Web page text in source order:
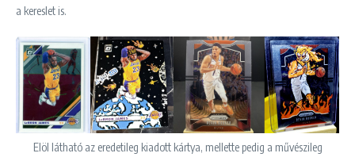
a kereslet is.
Elöl látható az eredetileg kiadott kártya, mellette pedig a művészileg